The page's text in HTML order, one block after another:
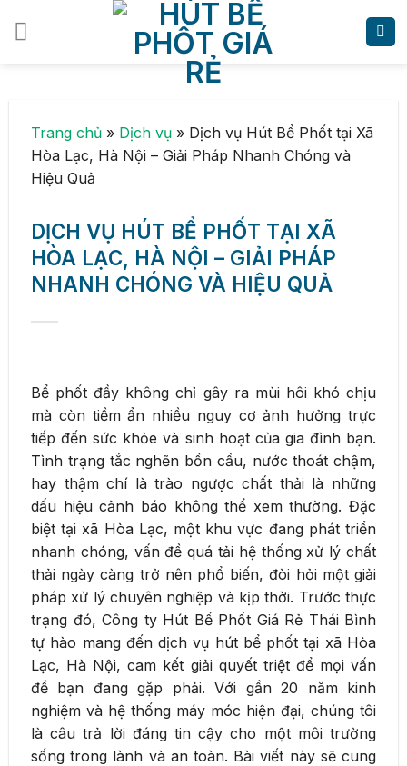
Trang chủ » Dịch vụ » Dịch vụ Hút Bể Phốt tại Xã
Hòa Lạc, Hà Nội – Giải Pháp Nhanh Chóng và
Hiệu Quả
DỊCH VỤ HÚT BỂ PHỐT TẠI XÃ
HÒA LẠC, HÀ NỘI – GIẢI PHÁP
NHANH CHÓNG VÀ HIỆU QUẢ
Bể phốt đầy không chỉ gây ra mùi hôi khó chịu
mà còn tiềm ẩn nhiều nguy cơ ảnh hưởng trực
tiếp đến sức khỏe và sinh hoạt của gia đình bạn.
Tình trạng tắc nghẽn bồn cầu, nước thoát chậm,
hay thậm chí là trào ngược chất thải là những
dấu hiệu cảnh báo không thể xem thường. Đặc
biệt tại xã Hòa Lạc, một khu vực đang phát triển
nhanh chóng, vấn đề quá tải hệ thống xử lý chất
thải ngày càng trở nên phổ biến, đòi hỏi một giải
pháp xử lý chuyên nghiệp và kịp thời. Trước thực
trạng đó, Công ty Hút Bể Phốt Giá Rẻ Thái Bình
tự hào mang đến dịch vụ hút bể phốt tại xã Hòa
Lạc, Hà Nội, cam kết giải quyết triệt để mọi vấn
đề bạn đang gặp phải. Với gần 20 năm kinh
nghiệm và hệ thống máy móc hiện đại, chúng tôi
là câu trả lời đáng tin cậy cho một môi trường
sống trong lành và an toàn. Bài viết này sẽ cung